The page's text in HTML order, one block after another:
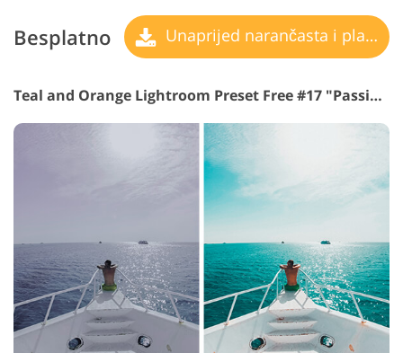
Besplatno Unaprijed narančasta i plavozelena
Teal and Orange Lightroom Preset Free #17 "Passion"